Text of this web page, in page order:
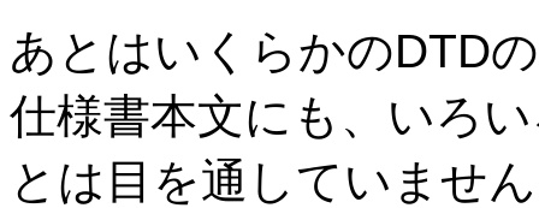
あとはいくらかのDTD
仕様書本文にも、いろ
とは目を通していませ